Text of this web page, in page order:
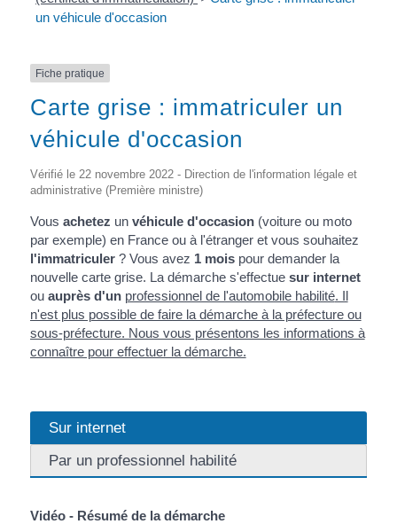
un véhicule d'occasion
Fiche pratique
Carte grise : immatriculer un
véhicule d'occasion
Vérifié le 22 novembre 2022 - Direction de l'information légale et
administrative (Première ministre)
Vous achetez un véhicule d'occasion(voiture ou moto
par exemple) en France ou à l'étranger et vous souhaitez
l'immatriculer? Vous avez 1 moispour demander la
nouvelle carte grise. La démarche s'effectue sur internet
ou auprès d'un professionnel de l'automobile habilité. Il
n'est plus possible de faire la démarche à la préfecture ou
sous-préfecture. Nous vous présentons les informations à
connaître pour effectuer la démarche.
Sur internet
Par un professionnel habilité
Vidéo - Résumé de la démarche